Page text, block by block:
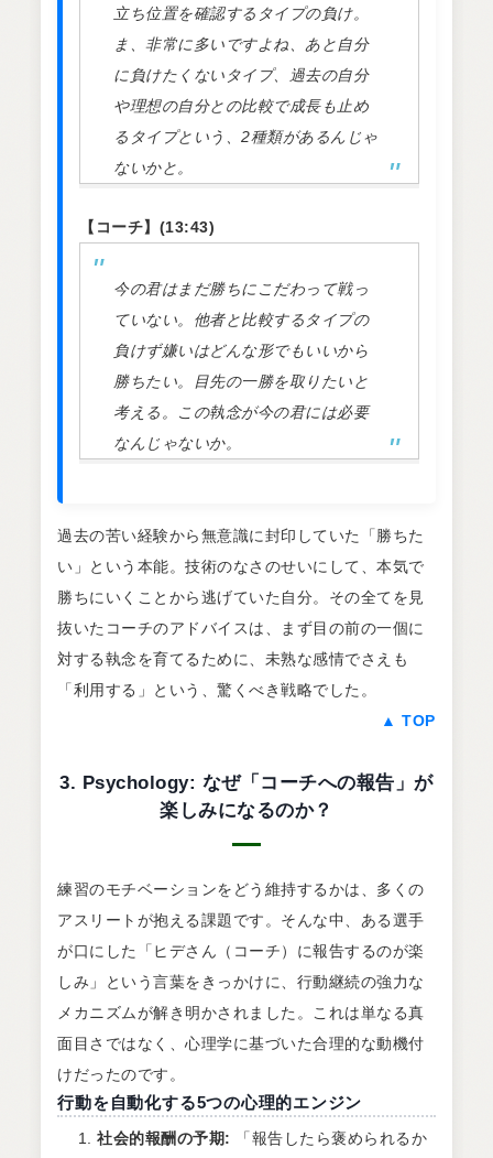
立ち位置を確認するタイプの負け。
ま、非常に多いですよね、あと自分
に負けたくないタイプ、過去の自分
や理想の自分との比較で成長も止め
るタイプという、2種類があるんじゃ
ないかと。
【コーチ】(13:43)
今の君はまだ勝ちにこだわって戦っ
ていない。他者と比較するタイプの
負けず嫌いはどんな形でもいいから
勝ちたい。目先の一勝を取りたいと
考える。この執念が今の君には必要
なんじゃないか。
過去の苦い経験から無意識に封印していた「勝ちた
い」という本能。技術のなさのせいにして、本気で
勝ちにいくことから逃げていた自分。その全てを見
抜いたコーチのアドバイスは、まず目の前の一個に
対する執念を育てるために、未熟な感情でさえも
「利用する」という、驚くべき戦略でした。
▲ TOP
3. Psychology: なぜ「コーチへの報告」が
楽しみになるのか？
練習のモチベーションをどう維持するかは、多くの
アスリートが抱える課題です。そんな中、ある選手
が口にした「ヒデさん（コーチ）に報告するのが楽
しみ」という言葉をきっかけに、行動継続の強力な
メカニズムが解き明かされました。これは単なる真
面目さではなく、心理学に基づいた合理的な動機付
けだったのです。
行動を自動化する5つの心理的エンジン
社会的報酬の予期:
「報告したら褒められるか